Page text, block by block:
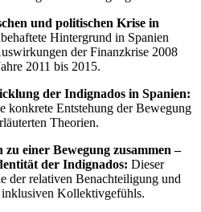
und politischen Krise in
Hintergrund in Spanien
der Finanzkrise 2008
2011 bis 2015.
der Indignados in Spanien:
konkrete Entstehung der Bewegung
Theorien.
einer Bewegung zusammen –
der Indignados: Dieser
der relativen Benachteiligung und
Kollektivgefühls.